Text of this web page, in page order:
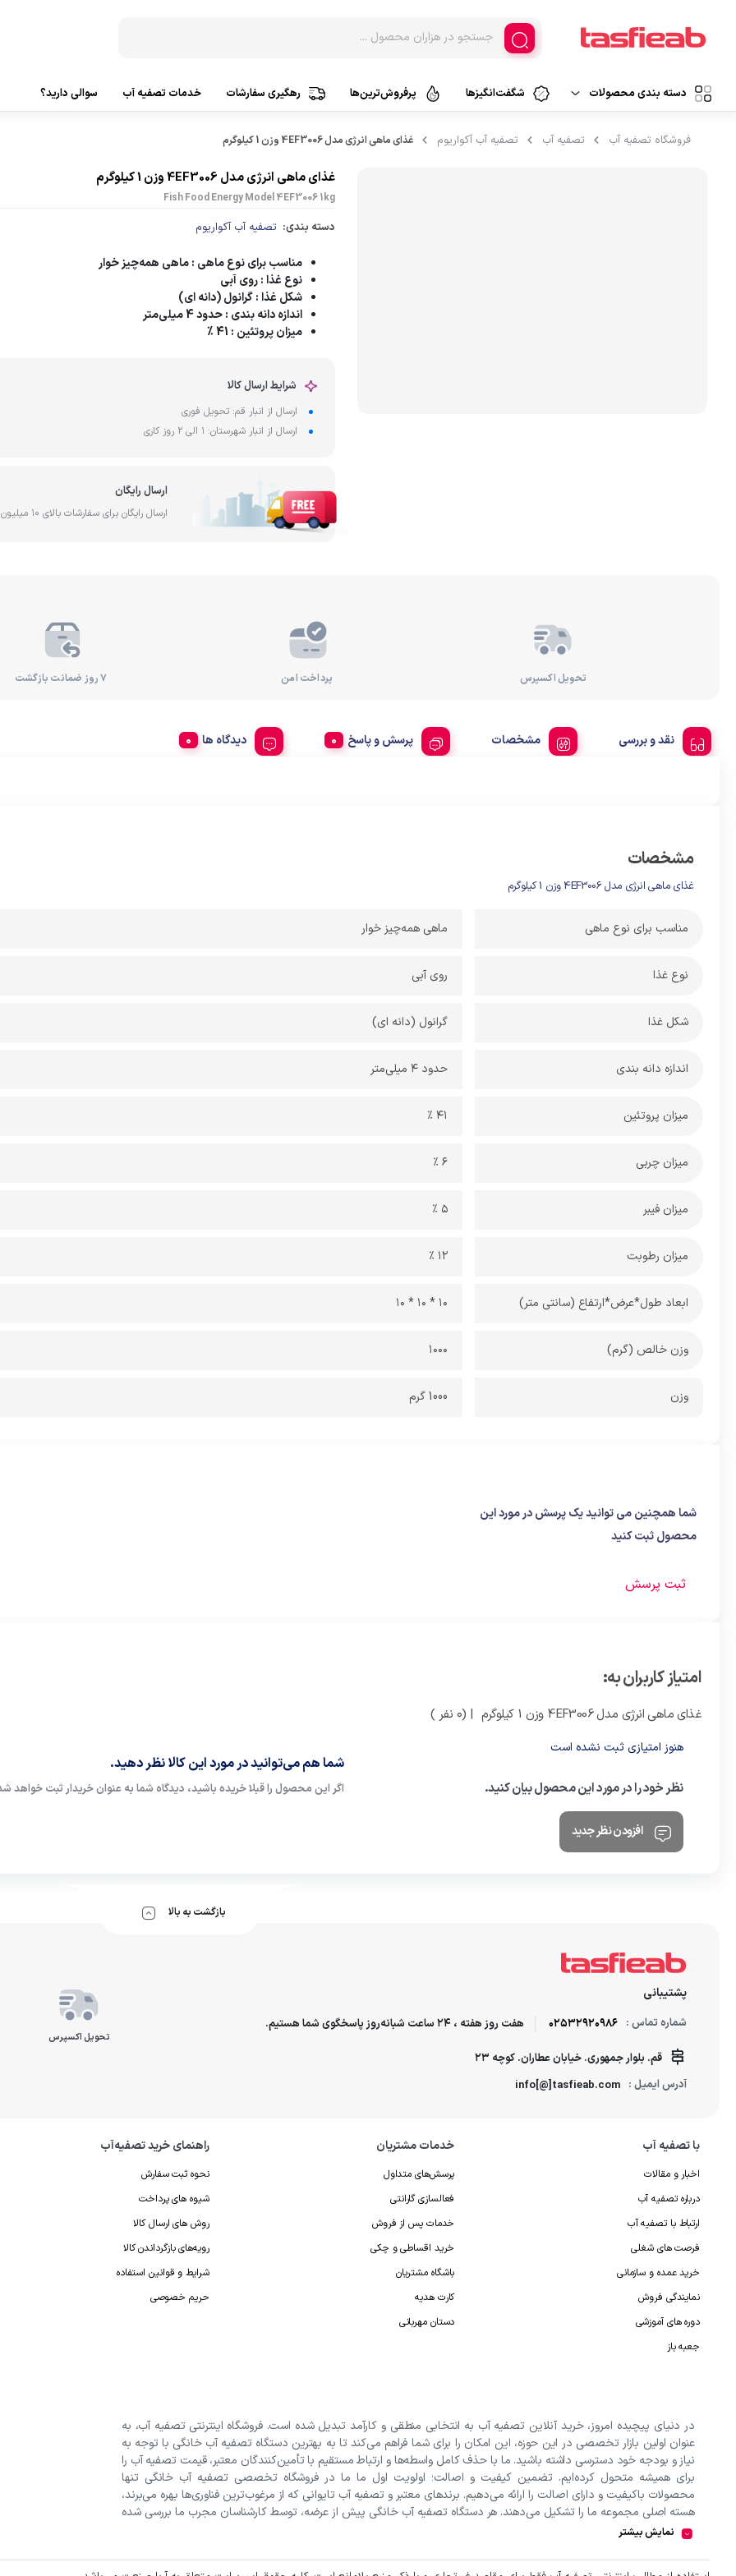
دسته بندی محصولات
دستگاه تصفیه آب تصفیه آب خانگی
دستگاه‌ تصفیه آب 3 مرحله
دستگاه‌ تصفیه آب 5 مرحله
دستگاه‌ تصفیه آب 6 مرحله
دستگاه‌ تصفیه آب 7 مرحله
دستگاه‌ تصفیه آب 8 مرحله
دستگاه‌ تصفیه آب 9 مرحله
دستگاه‌ تصفیه آب 10 مرحله
شگفت‌انگیزها پرفروش‌ترین‌ها رهگیری سفارشات خدمات تصفیه آب سوالی دارید؟
فروشگاه تصفیه آب تصفیه آب تصفیه آب آکواریوم غذای ماهی انرژی مدل 4EF3006 وزن 1 کیلوگرم
غذای ماهی انرژی مدل 4EF3006 وزن 1 کیلوگرم
Fish Food Energy Model 4EF3006 1kg
دسته بندی: تصفیه آب آکواریوم
مناسب برای نوع ماهی : ماهی همه‌چیز خوار
نوع غذا: روی آبی
شکل غذا: گرانول (دانه ای)
اندازه دانه بندی : حدود 4 میلی‌متر
میزان پروتئین : 41 %
شرایط ارسال کالا
ارسال از انبار قم: تحویل فوری
ارسال از انبار شهرستان: 1 الی 2 روز کاری
ارسال رایگان
ارسال رایگان برای سفارشات بالای 10 میلیون تومان
تحویل اکسپرس پرداخت امن ۷ روز ضمانت بازگشت
نقد و بررسی مشخصات پرسش و پاسخ دیدگاه ها
مشخصات
غذای ماهی انرژی مدل 4EF3006 وزن 1 کیلوگرم
مناسب برای نوع ماهی ماهی همه‌چیز خوار
نوع غذا روی آبی
شکل غذا گرانول (دانه ای)
اندازه دانه بندی حدود 4 میلی‌متر
میزان پروتئین 41 %
میزان چربی 6 %
میزان فیبر 5 %
میزان رطوبت 12 %
ابعاد طول*عرض*ارتفاع (سانتی متر) 10 * 10 * 10
وزن خالص (گرم) 1000
وزن 1000 گرم
شما همچنین می توانید یک پرسش در مورد این
محصول ثبت کنید
ثبت پرسش
امتیاز کاربران به:
غذای ماهی انرژی مدل 4EF3006 وزن 1 کیلوگرم | (0 نفر )
هنوز امتیازی ثبت نشده است
نظر خود را در مورد این محصول بیان کنید.
افزودن نظر جدید
شما هم می‌توانید در مورد این کالا نظر دهید.
اگر این محصول را قبلا خریده باشید، دیدگاه شما به عنوان خریدار ثبت خواهد
بازگشت به بالا
پشتیبانی
شماره تماس : 02532920986 هفت روز هفته ، 24 ساعت شبانه‌روز پاسخگوی شما هستیم.
قم. بلوار جمهوری. خیابان عطاران. کوچه 23
آدرس ایمیل : info[@]tasfieab.com
تحویل اکسپرس
با تصفیه آب
اخبار و مقالات
درباره تصفیه آب
ارتباط با تصفیه آب
فرصت های شغلی
خرید عمده و سازمانی
نمایندگی فروش
دوره های آموزشی
جعبه باز
خدمات مشتریان
پرسش‌های متداول
فعالسازی گارانتی
خدمات پس از فروش
خرید اقساطی و چکی
باشگاه مشتریان
کارت هدیه
دستان مهربانی
راهنمای خرید تصفیه‌آب
نحوه ثبت سفارش
شیوه های پرداخت
روش های ارسال کالا
رویه‌های بازگرداندن کالا
شرایط و قوانین استفاده
حریم خصوصی
در دنیای پیچیده امروز، خرید آنلاین تصفیه آب به انتخابی منطقی و کارآمد تبدیل شده است. فروشگاه اینترنتی تصفیه آب، به
عنوان اولین بازار تخصصی در این حوزه، این امکان را برای شما فراهم می‌کند تا به بهترین دستگاه تصفیه آب خانگی با توجه به
نیاز و بودجه خود دسترسی داشته باشید. ما با حذف کامل واسطه‌ها و ارتباط مستقیم با تأمین‌کنندگان معتبر، قیمت تصفیه آب را
برای همیشه متحول کرده‌ایم. تضمین کیفیت و اصالت؛ اولویت اول ما ما در فروشگاه تخصصی تصفیه آب خانگی تنها
محصولات باکیفیت و دارای اصالت را ارائه می‌دهیم. برندهای معتبر و تصفیه آب تایوانی که از مرغوب‌ترین فناوری‌ها بهره می‌برند،
هسته اصلی مجموعه ما را تشکیل می‌دهند. هر دستگاه تصفیه آب خانگی پیش از عرضه، توسط کارشناسان مجرب ما بررسی شده
و اطلاعات فنی دقیق و شفافی در اختیار شما قرار می‌گیرد تا انتخابی آگاهانه داشته باشید. چرا خرید دستگاه تصفیه آب از فروشگاه
اصلی و دارای گارانتی معتبر. تضمین بهترین کیفیت: ارائه برترین برندهای تصفیه آب تایوانی و بین‌المللی. امکان بازگرداندن کالا:
نمایش بیشتر